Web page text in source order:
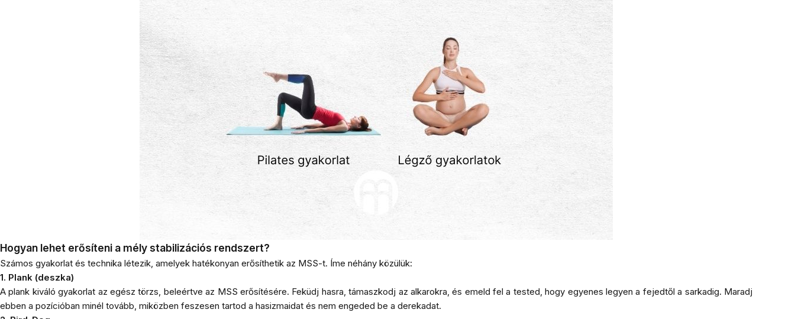
Hogyan lehet erősíteni a mély stabilizációs rendszert?
Számos gyakorlat és technika létezik, amelyek hatékonyan erősíthetik az MSS-t. Íme néhány közülük:
1. Plank (deszka)
A plank kiváló gyakorlat az egész törzs, beleértve az MSS erősítésére. Feküdj hasra, támaszkodj az alkarokra, és emeld fel a tested, hogy egyenes legyen a fejedtől a sarkadig. Maradj
ebben a pozícióban minél tovább, miközben feszesen tartod a hasizmaidat és nem engeded be a derekadat.